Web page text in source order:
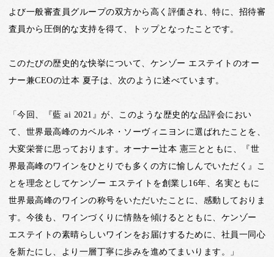
よび一般審査員グループの双方から高く評価され、特に、招待審
査員から圧倒的な支持を得て、トップとなったことです。
このたびの歴史的な快挙について、ケンゾー エステイトのオー
ナー兼CEOの辻本 夏子は、次のように述べています。
「今回、『藍 ai 2021』が、このような歴史的な品評会におい
て、世界最高峰のカベルネ・ソーヴィニヨンに選ばれたことを、
大変栄誉に思っております。オーナー辻本 憲三とともに、『世
界最高峰のワインをひとりでも多くの方に愉しんでいただく』こ
とを理念としてケンゾー エステイトを創業し16年、名実ともに
世界最高峰のワインの称号をいただいたことに、感動しておりま
す。今後も、ワインづくりに情熱を傾けるとともに、ケンゾー
エステイトの素晴らしいワインをお届けするために、社員一同心
を新たにし、より一層丁寧に歩みを進めてまいります。」